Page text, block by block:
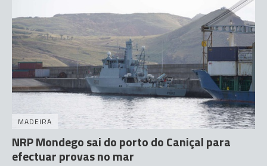
MADEIRA
NRP Mondego sai do porto do Caniçal para
efectuar provas no mar